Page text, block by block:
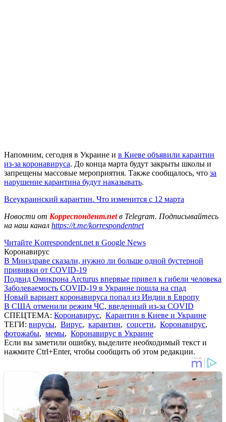
Напомним, сегодня в Украине и в Киеве объявили карантин
из-за коронавируса. До конца марта будут закрыты школы и
запрещены массовые мероприятия. Также сообщалось, что за
нарушение карантина будут наказывать.
Всеукраинский карантин. Что изменится с 12 марта
Новости от Корреспондент.netв Telegram. Подписывайтесь
на наш канал https://t.me/korrespondentnet
Читайте Korrespondent.net в Google News
Коронавирус
В Минздраве сказали, нужно ли больше одной бустерной
прививки от COVID-19
Подвид Омикрона Arcturus впервые привел к гибели человека
Заболеваемость COVID-19 в Украине пошла на спад
Новый вариант коронавируса попал из Индии в Европу
В США отменили режим ЧС, введенный из-за COVID
СПЕЦТЕМА: Коронавирус, Карантин в Киеве и Украине
ТЕГИ: вирусы, Вирус, карантин, соцсети, Коронавирус,
фотожабы, мемы, Коронавирус в Украине
Если вы заметили ошибку, выделите необходимый текст и
нажмите Ctrl+Enter, чтобы сообщить об этом редакции.